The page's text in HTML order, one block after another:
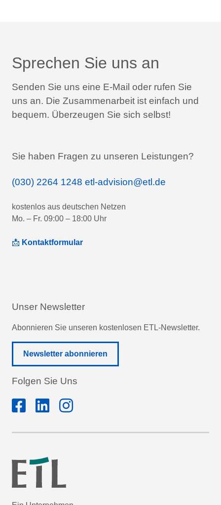
Sprechen Sie uns an
Senden Sie uns eine E-Mail oder rufen Sie
uns an. Die Zusammenarbeit ist einfach und
bequem. Überzeugen Sie sich selbst!
Sie haben Fragen zu unseren Leistungen?
(030) 2264 1248 etl-advision@etl.de
kostenlos aus deutschen Netzen
Mo. – Fr. 09:00 – 18:00 Uhr
📩 Kontaktformular
Unser Newsletter
Abonnieren Sie unseren kostenlosen ETL-Newsletter.
Newsletter abonnieren
Folgen Sie Uns